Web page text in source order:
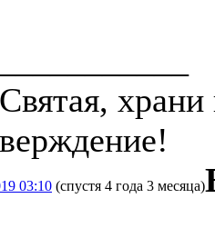
03:10 (спустя 4 года 3 месяца)